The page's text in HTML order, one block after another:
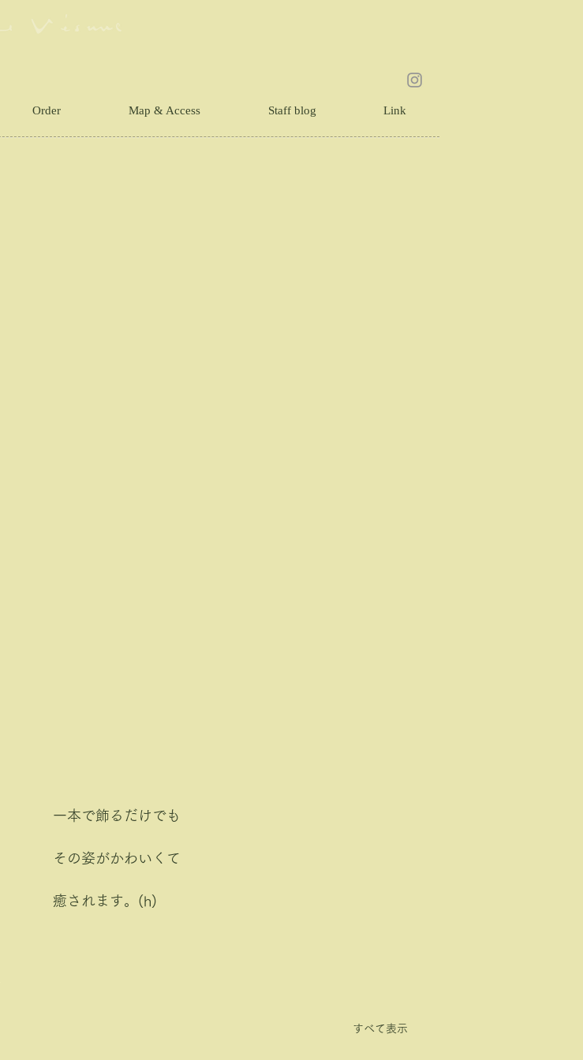
一本で飾るだけでも
その姿がかわいくて
癒されます。(h)
すべて表示
Order Map & Access Staff blog Link